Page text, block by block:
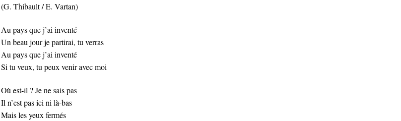
(G. Thibault / E. Vartan)
Au pays que j’ai inventé
Un beau jour je partirai, tu verras
Au pays que j’ai inventé
Si tu veux, tu peux venir avec moi
Où est-il ? Je ne sais pas
Il n’est pas ici ni là-bas
Mais les yeux fermés